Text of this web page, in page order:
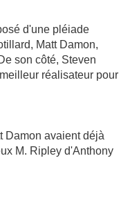
d'une pléiade
Matt Damon,
son côté, Steven
réalisateur pour
Damon avaient déjà
M. Ripley d'Anthony